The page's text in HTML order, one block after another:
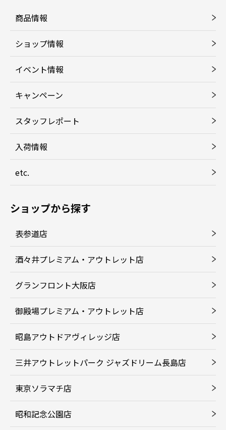
商品情報
ショップ情報
イベント情報
キャンペーン
スタッフレポート
入荷情報
etc.
ショップから探す
表参道店
酒々井プレミアム・アウトレット店
グランフロント大阪店
御殿場プレミアム・アウトレット店
昭島アウトドアヴィレッジ店
三井アウトレットパーク ジャズドリーム長島店
東京ソラマチ店
昭和記念公園店